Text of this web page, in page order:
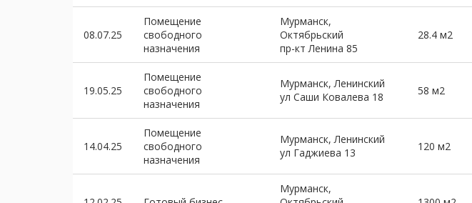
08.07.25
Помещение
свободного
назначения
Мурманск,
Октябрьский
пр-кт Ленина 85
28.4 м2
19.05.25
Помещение
свободного
назначения
Мурманск, Ленинский
ул Саши Ковалева 18
58 м2
14.04.25
Помещение
свободного
назначения
Мурманск, Ленинский
ул Гаджиева 13
120 м2
Мурманск,